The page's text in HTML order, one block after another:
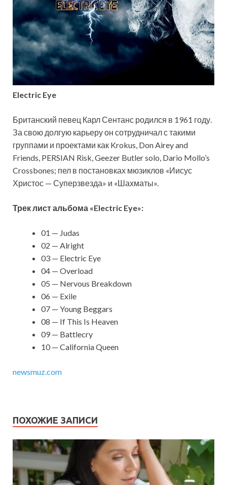
Electric Eye
Британский певец Карл Сентанс родился в 1961 году.
За свою долгую карьеру он сотрудничал с такими
группами и проектами как Krokus, Don Airey and
Friends, PERSIAN Risk, Geezer Butler solo, Dario Mollo’s
Crossbones; пел в постановках мюзиклов «Иисус
Христос — Суперзвезда» и «Шахматы».
Трек лист альбома «Electric Eye»:
01 — Judas
02 — Alright
03 — Electric Eye
04 — Overload
05 — Nervous Breakdown
06 — Exile
07 — Young Beggars
08 — If This Is Heaven
09 — Battlecry
10 — California Queen
newsmuz.com
ПОХОЖИЕ ЗАПИСИ